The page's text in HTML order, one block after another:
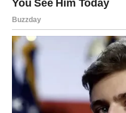
Ako prethodno zamrznete
oslobađati sokove.
2. Priprema mošta
fermentaciju)
Prokuhajte vodu i ostavite je